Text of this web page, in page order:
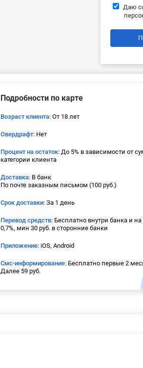
Даю
Подробности по карте
Возраст клиента: От 18 лет
Овердрафт: Нет
Процент на остаток: До 5% в зависимости от
категории клиента
Доставка: В банк
По почте заказным письмом (100 руб.)
Срок доставки: За 1 день
Перевод средств: Бесплатно внутри банка и
0,7%, мин 30 руб. в сторонние банки
Приложение: iOS, Android
Смс-информирование: Бесплатно первые 2
Далее 59 руб.